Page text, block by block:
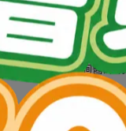
治療者，請洽詢醫師